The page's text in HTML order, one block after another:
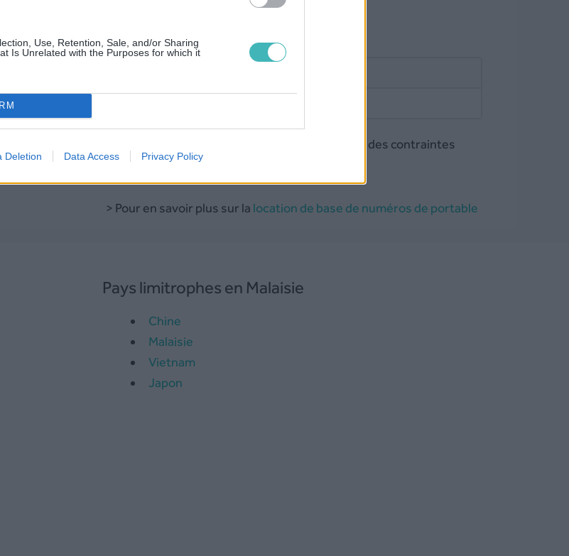
Use, Retention, Sale, and/or Sharing
Is Unrelated with the Purposes for which it
Deletion Data Access Privacy Policy
La location de bases de numéros est soumise a des contraintes
légales.
> Pour en savoir plus sur la location de base de numéros de portable
Pays limitrophes en Malaisie
Chine
Malaisie
Vietnam
Japon